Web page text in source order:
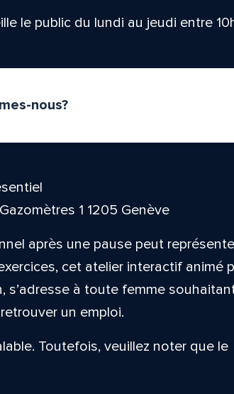
le public du lundi au jeudi entre
nous?
1 1205 Genève
après une pause peut
cet atelier interactif animé
s’adresse à toute femme
un emploi.
Toutefois, veuillez noter que le